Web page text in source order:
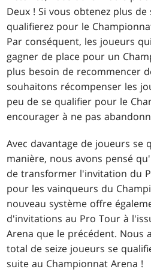
Deux ! Si vous obtenez plus
qualifierez pour le
Par conséquent, les joueurs
gagner de place pour un
plus besoin de recommencer
souhaitons récompenser les
peu de se qualifier pour le
encourager à ne pas
Avec davantage de joueurs se
manière, nous avons pensé
de transformer l'invitation du
pour les vainqueurs du
nouveau système offre
d'invitations au Pro Tour à
Arena que le précédent. Nous
total de seize joueurs se
suite au Championnat Arena !